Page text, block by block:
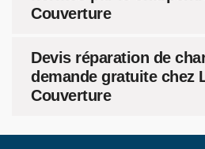
Couverture
Devis réparation de
demande gratuite chez
Couverture